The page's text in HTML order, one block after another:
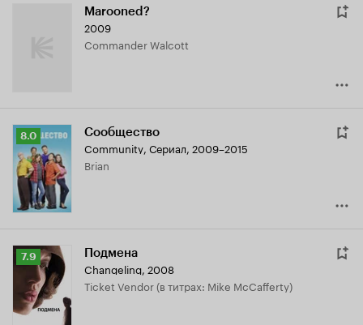
Marooned?
2009
Commander Walcott
Рейтинг
Кинопоиска
8.0
8.0 Сообщество
Community, Сериал, 2009–2015
Brian
Рейтинг
Кинопоиска
7.9
7.9 Подмена
Changeling, 2008
Ticket Vendor (в титрах: Mike McCafferty)